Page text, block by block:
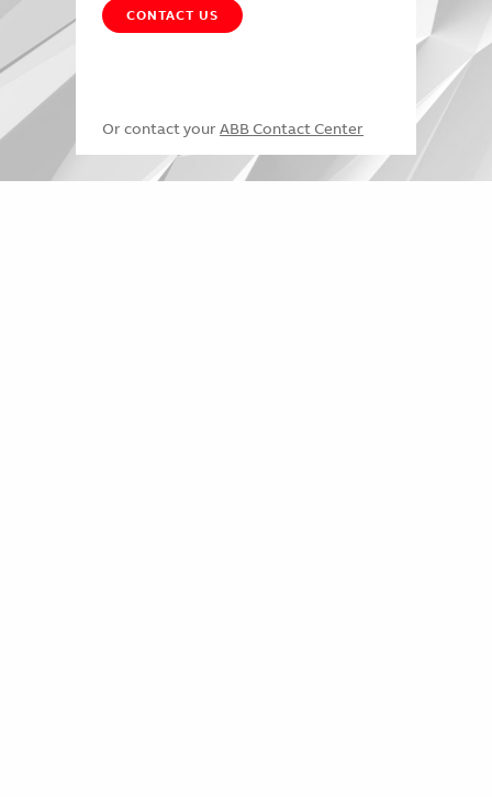
CONTACT US
Or contact your ABB Contact Center